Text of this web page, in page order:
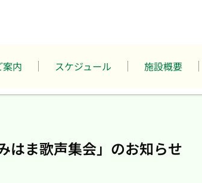
内 スケジュール 施設概要
ま歌声集会」のお知らせ